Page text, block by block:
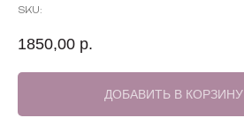
SKU:
1850,00 р.
ДОБАВИТЬ В КОРЗИНУ